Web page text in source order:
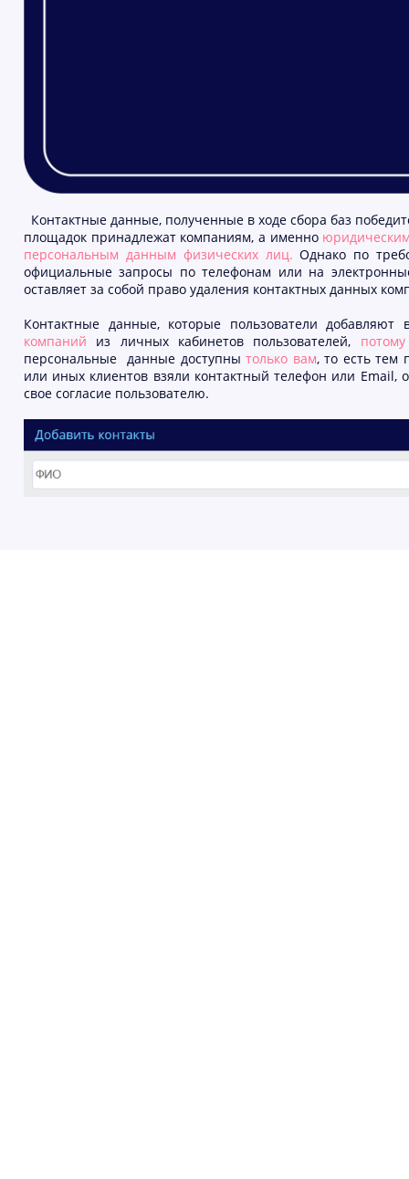
Контактные данные, полученные в ходе сбора баз
площадок принадлежат компаниям, а именно
персональным данным физических лиц.Однако по
официальные запросы по телефонам или на
оставляет за собой право удаления контактных данных
Контактные данные, которые пользователи
компаний из личных кабинетов пользователей,
персональные данные доступны только вам, то есть тем
или иных клиентов взяли контактный телефон или
свое согласие пользователю.